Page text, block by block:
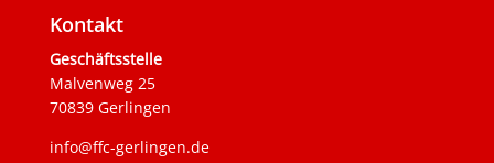
Kontakt
Geschäftsstelle
Malvenweg 25
70839 Gerlingen
info@ffc-gerlingen.de